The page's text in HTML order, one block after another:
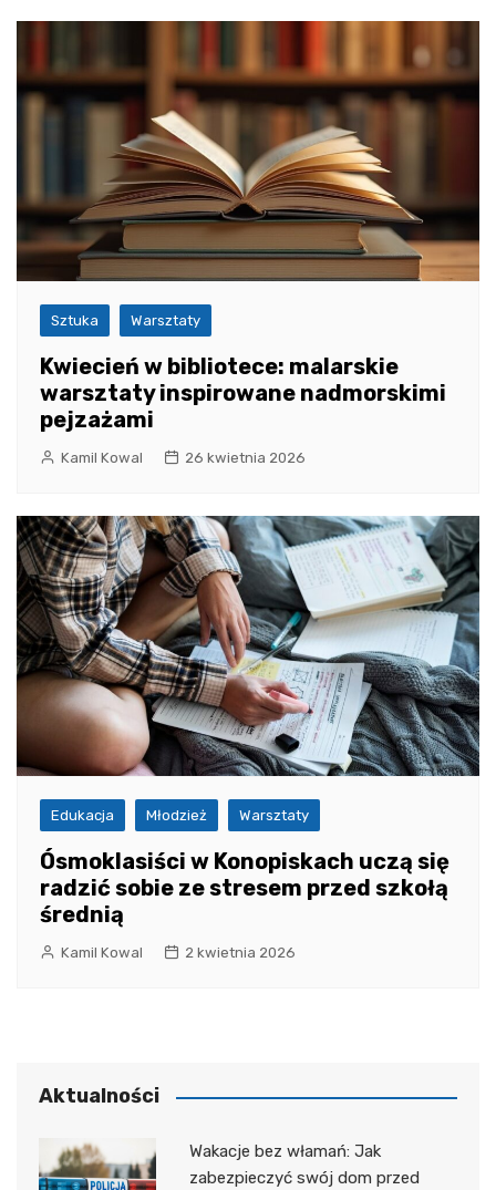
Sztuka Warsztaty
Kwiecień w bibliotece: malarskie
warsztaty inspirowane nadmorskimi
pejzażami
Kamil Kowal 26 kwietnia 2026
Edukacja Młodzież Warsztaty
Ósmoklasiści w Konopiskach uczą się
radzić sobie ze stresem przed szkołą
średnią
Kamil Kowal 2 kwietnia 2026
Aktualności
Wakacje bez włamań: Jak
zabezpieczyć swój dom przed